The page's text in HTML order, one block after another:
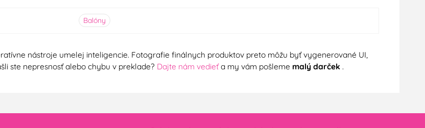
Balóny
nástroje umelej inteligencie. Fotografie finálnych produktov preto môžu byť vygenerované UI,
ste nepresnosť alebo chybu v preklade? Dajte nám vedieťa my vám pošleme malý darček .